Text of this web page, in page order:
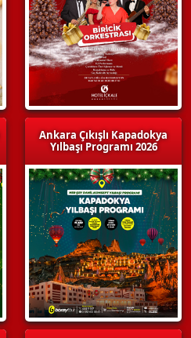
Ankara Çıkışlı Kapadokya
Yılbaşı Programı 2026